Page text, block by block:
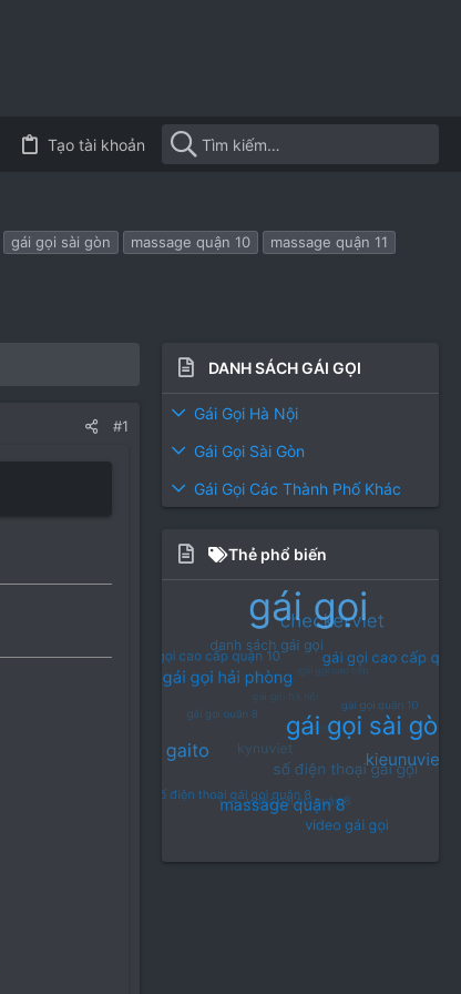
Tạo tài khoản
gái gọi sài gòn massage quận 10
massage quận 11
#1
DANH SÁCH GÁI GỌI
Gái Gọi Hà Nội
Gái Gọi Sài Gòn
Gái Gọi Các Thành Phố Khác
Thẻ phổ biến